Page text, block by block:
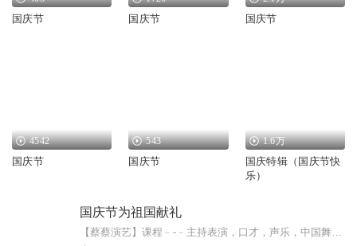
国庆节 国庆节 国庆节
4542
国庆节
543
国庆节
1.6万
国庆特辑（国庆节快
乐）
国庆节为祖国献礼